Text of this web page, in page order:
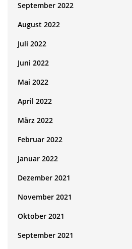
September 2022
August 2022
Juli 2022
Juni 2022
Mai 2022
April 2022
März 2022
Februar 2022
Januar 2022
Dezember 2021
November 2021
Oktober 2021
September 2021